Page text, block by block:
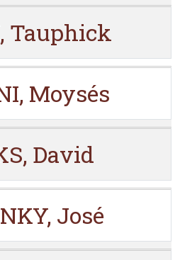
Tauphick
Moysés
David
José